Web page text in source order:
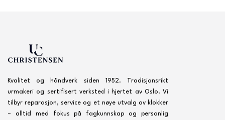
Kvalitet og håndverk siden 1952. Tradisjonsrikt
urmakeri og sertifisert verksted i hjertet av Oslo. Vi
tilbyr reparasjon, service og et nøye utvalg av klokker
– alltid med fokus på fagkunnskap og personlig